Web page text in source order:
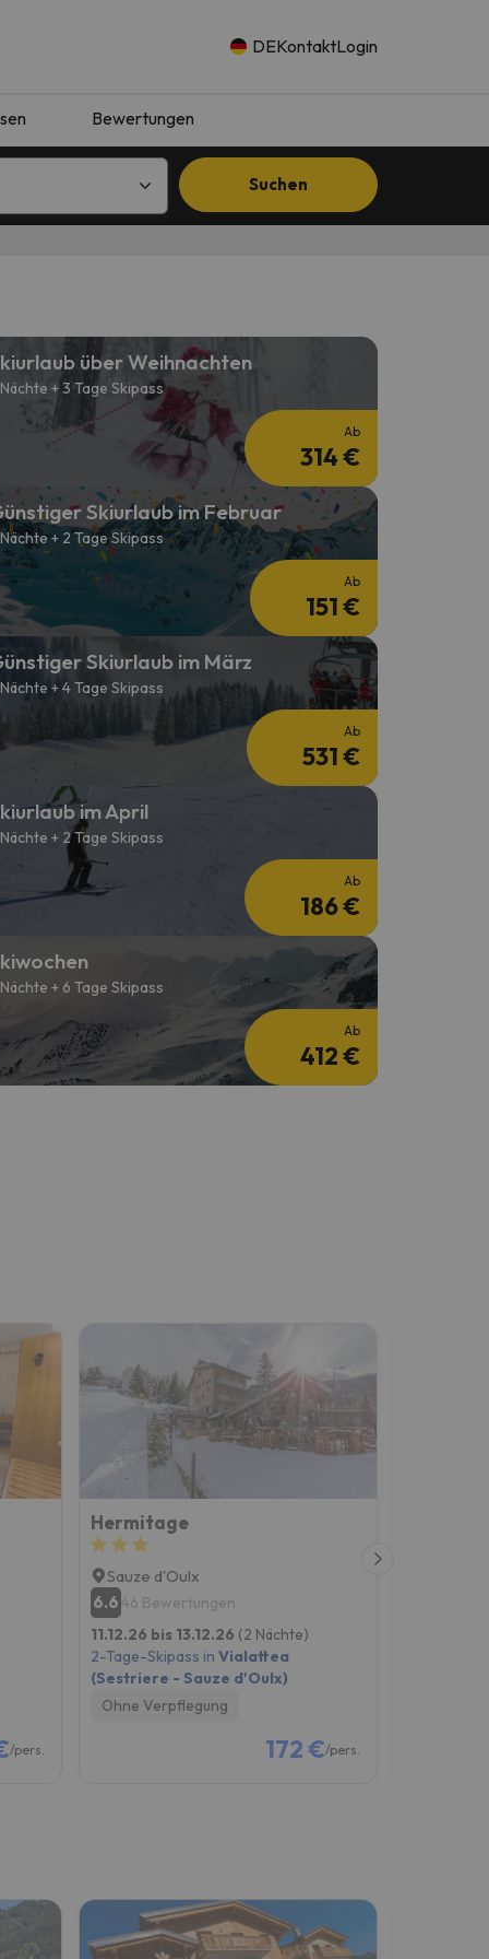
DEKontaktLogin
Bewertungen
Suchen
über Weihnachten
+ 3 Tage Skipass
Ab
314 €
Skiurlaub im Februar
+ 2 Tage Skipass
Ab
151 €
Skiurlaub im März
+ 4 Tage Skipass
Ab
531 €
im April
+ 2 Tage Skipass
Ab
186 €
+ 6 Tage Skipass
Ab
412 €
/pers.
Hermitage
Sauze d'Oulx
6.646 Bewertungen
11.12.26 bis 13.12.26 (2 Nächte)
2-Tage-Skipass inVialattea
(Sestriere - Sauze d'Oulx)
Ohne Verpflegung
172 €/pers.